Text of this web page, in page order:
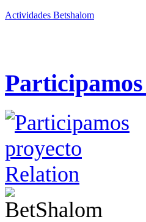
Actividades Betshalom